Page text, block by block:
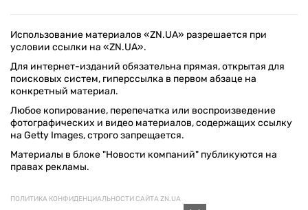
Использование материалов «ZN.UA» разрешается при
условии ссылки на «ZN.UA».
Для интернет-изданий обязательна прямая, открытая для
поисковых систем, гиперссылка в первом абзаце на
конкретный материал.
Любое копирование, перепечатка или воспроизведение
фотографических и видео материалов, содержащих ссылку
на Getty Images, строго запрещается.
Материалы в блоке "Новости компаний" публикуются на
правах рекламы.
ПОЛИТИКА КОНФИДЕНЦИАЛЬНОСТИ САЙТА ZN.UA